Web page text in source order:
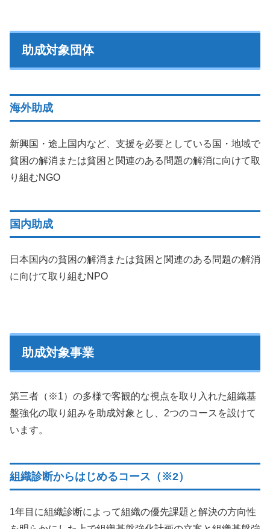
助成対象団体
海外助成
新興国・途上国内など、支援を必要としている国・地域で
貧困の解消または貧困と関連のある問題の解消に向けて取
り組むNGO
国内助成
日本国内の貧困の解消または貧困と関連のある問題の解消
に向けて取り組むNPO
助成対象事業
第三者（※1）の多様で客観的な視点を取り入れた組織基
盤強化の取り組みを助成対象とし、2つのコースを設けて
います。
組織診断からはじめるコース（※2）
1年目に組織診断によって組織の優先課題と解決の方向性